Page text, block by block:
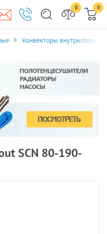
0 0
Конвекторы
SCN 80-190-